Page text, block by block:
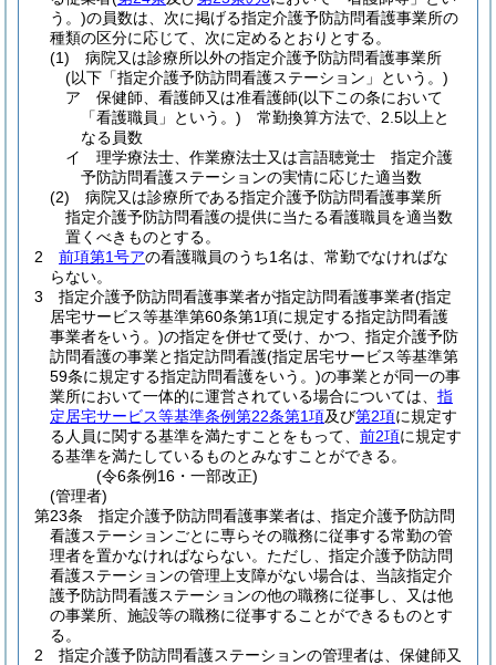
う。)の員数は、次に掲げる指定介護予防訪問看護事業所の
種類の区分に応じて、次に定めるとおりとする。
(1)
病院又は診療所以外の指定介護予防訪問看護事業所
(以下「指定介護予防訪問看護ステーション」という。)
ア
保健師、看護師又は准看護師(以下この条において
「看護職員」という。) 常勤換算方法で、2.5以上と
なる員数
イ
理学療法士、作業療法士又は言語聴覚士 指定介護
予防訪問看護ステーションの実情に応じた適当数
(2)
病院又は診療所である指定介護予防訪問看護事業所
指定介護予防訪問看護の提供に当たる看護職員を適当数
置くべきものとする。
2
前項第1号アの看護職員のうち1名は、常勤でなければな
らない。
3
指定介護予防訪問看護事業者が指定訪問看護事業者(指定
居宅サービス等基準第60条第1項に規定する指定訪問看護
事業者をいう。)の指定を併せて受け、かつ、指定介護予防
訪問看護の事業と指定訪問看護(指定居宅サービス等基準第
59条に規定する指定訪問看護をいう。)の事業とが同一の事
業所において一体的に運営されている場合については、 指
定居宅サービス等基準条例第22条第1項及び第2項に規定す
る人員に関する基準を満たすことをもって、 前2項に規定す
る基準を満たしているものとみなすことができる。
(令6条例16・一部改正)
(管理者)
第23条
指定介護予防訪問看護事業者は、指定介護予防訪問
看護ステーションごとに専らその職務に従事する常勤の管
理者を置かなければならない。 ただし、指定介護予防訪問
看護ステーションの管理上支障がない場合は、当該指定介
護予防訪問看護ステーションの他の職務に従事し、又は他
の事業所、施設等の職務に従事することができるものとす
る。
2
指定介護予防訪問看護ステーションの管理者は、保健師又